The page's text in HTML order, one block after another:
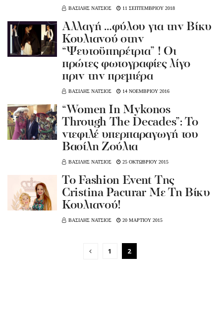
ΒΑΣΙΛΗΣ ΝΑΤΣΙΟΣ 11 ΣΕΠΤΕΜΒΡΙΟΥ 2018
Αλλαγή …φύλου για την Βίκυ
Κουλιανού στην
“Ψευτοϋπηρέτρια” ! Οι
πρώτες φωτογραφίες λίγο
πριν την πρεμιέρα
ΒΑΣΙΛΗΣ ΝΑΤΣΙΟΣ 14 ΝΟΕΜΒΡΙΟΥ 2016
“Women In Mykonos
Through The Decades”: Το
ντεφιλέ υπερπαραγωγή του
Βασίλη Ζούλια
ΒΑΣΙΛΗΣ ΝΑΤΣΙΟΣ 25 ΟΚΤΩΒΡΙΟΥ 2015
To Fashion Event Tης
Cristina Pacurar Με Τη Βίκυ
Κουλιανού!
ΒΑΣΙΛΗΣ ΝΑΤΣΙΟΣ 20 ΜΑΡΤΙΟΥ 2015
1 2